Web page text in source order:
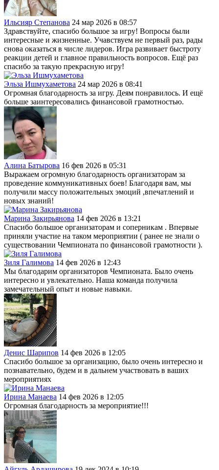
Ильсияр Степанова 24 мар 2026 в 08:57
Здравствуйте, спасибо большое за игру! Вопросы были
интересные и жизненные. Учавствуем не первый раз, рады
снова оказаться в числе лидеров. Игра развивает быстроту
реакции детей и главное правильность вопросов. Ещё раз
спасибо за такую прекрасную игру!
Эльза Ишмухаметова 24 мар 2026 в 08:41
Огромная благодарность за игру. Деям понравилось. И ещё
больше заинтересовались финансовой грамотностью.
Алина Батырова 16 фев 2026 в 05:31
Выражаем огромную благодарность организаторам за
проведение коммуникативных боев! Благодаря вам, мы
получили массу положительных эмоций ,впечатлений и
новых знаний!
Марина Закирьянова 14 фев 2026 в 13:21
Спасибо большое организаторам и соперникам . Впервые
приняли участие на таком мероприятии ( ранее не знали о
существовании Чемпионата по финансовой грамотности ).
Зиля Галимова 14 фев 2026 в 12:43
Мы благодарим организаторов Чемпионата. Было очень
интересно и увлекательно. Наша команда получила
замечательный опыт и новые навыки.
Денис Шарипов 14 фев 2026 в 12:05
Спасибо большое за организацию, было очень интересно и
познавательно, будем и в дальнем участвовать в ваших
мероприятиях
Ирина Манаева 14 фев 2026 в 12:05
Огромная благодарность за мероприятие!!!